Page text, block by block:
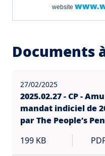
website
Documents
27/02/2025
2025.02.27 - CP -
mandat indiciel de
par The People’s
199 KB